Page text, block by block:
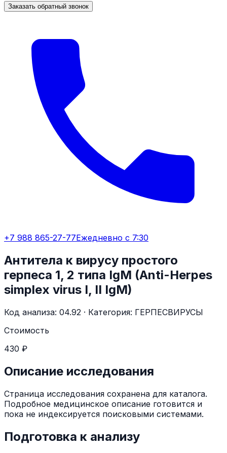
Заказать обратный звонок
+7 988 865-27-77Ежедневно с 7:30
Антитела к вирусу простого
герпеса 1, 2 типа IgM (Anti-Herpes
simplex virus I, II IgM)
Код анализа: 04.92 · Категория: ГЕРПЕСВИРУСЫ
Стоимость
430 ₽
Описание исследования
Страница исследования сохранена для каталога.
Подробное медицинское описание готовится и
пока не индексируется поисковыми системами.
Подготовка к анализу